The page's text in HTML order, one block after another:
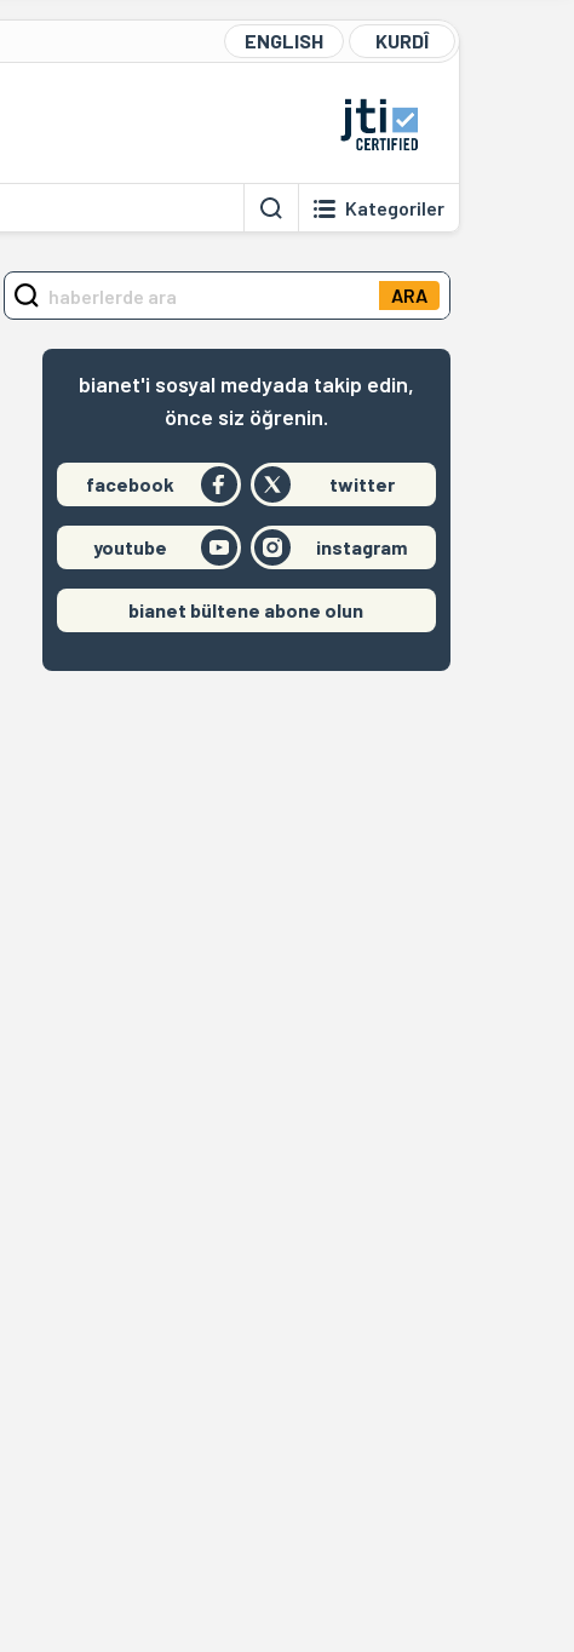
ENGLISH KURDÎ
Kategoriler
ARA
bianet'i sosyal medyada takip edin,
önce siz öğrenin.
facebook twitter
youtube instagram
bianet bültene abone olun